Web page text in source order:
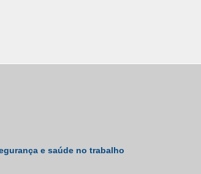
e saúde no trabalho